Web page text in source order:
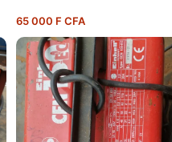
65 000 F CFA